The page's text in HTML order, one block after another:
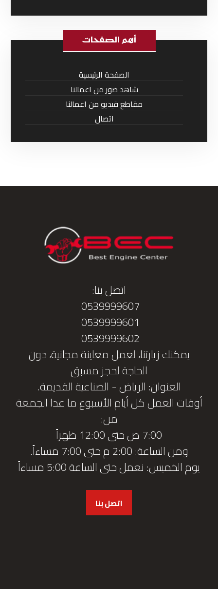
أهم الصفحات
الصفحة الرئيسية
شاهد صور من اعمالنا
مقاطع فيديو من اعمالنا
اتصال
اتصل بنا:
0539999607
0539999601
0539999602
يمكنك زيارتنا، لعمل معاينة مجانية، دون
الحاجة لحجز مسبق
العنوان: الرياض - الصناعية القديمة.
أوقات العمل كل أيام الأسبوع ما عدا الجمعة
من:
7:00 ص حتى 12:00 ظهراً
ومن الساعة: 2:00 م حتى 7:00 مساءاً.
يوم الخميس: نعمل حتى الساعة 5:00 مساءاً
اتصل بنا